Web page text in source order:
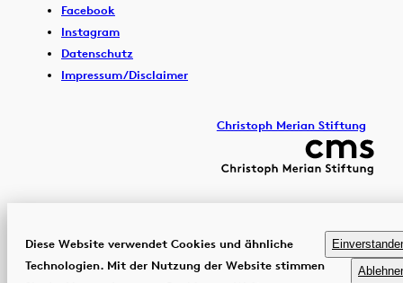
Facebook
Instagram
Datenschutz
Impressum/Disclaimer
Christoph Merian Stiftung
Diese Website verwendet Cookies und ähnliche
Technologien. Mit der Nutzung der Website stimmen